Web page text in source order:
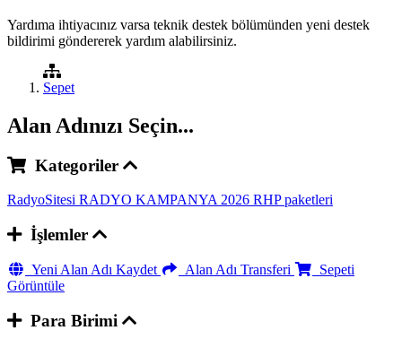
Yardıma ihtiyacınız varsa teknik destek bölümünden yeni destek
bildirimi göndererek yardım alabilirsiniz.
Sepet
Alan Adınızı Seçin...
Kategoriler
RadyoSitesi RADYO KAMPANYA 2026 RHP paketleri
İşlemler
Yeni Alan Adı Kaydet Alan Adı Transferi
Sepeti
Görüntüle
Para Birimi